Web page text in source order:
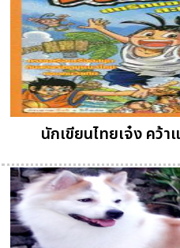
นักเขียนไทยเจ๋ง คว้